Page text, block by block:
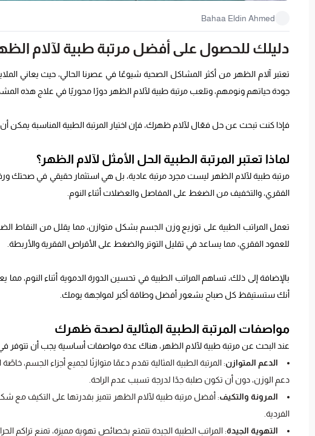
Bahaa Eldin Ahmed
دليلك للحصول على أفضل مرتبة طبية لآلام
تعتبر آلام الظهر من أكثر المشاكل الصحية شيوعًا في عصرنا الحالي، حيث يعاني
جودة حياتهم ونومهم، وتلعب مرتبة طبية لآلام الظهر دورًا محوريًا في علاج هذه
فإذا كنت تبحث عن حل فعّال لآلام ظهرك، فإن اختيار المرتبة الطبية المناسبة يمكن
لماذا تعتبر المرتبة الطبية الحل الأمثل لآلام الظهر؟
مرتبة طبية لآلام الظهر ليست مجرد مرتبة عادية، بل هي استثمار حقيقي في صحتك
الفقري، والتخفيف من الضغط على المفاصل والعضلات أثناء النوم.
تعمل المراتب الطبية على توزيع وزن الجسم بشكل متوازن، مما يقلل من النقاط
للعمود الفقري، مما يساعد في تقليل التوتر والضغط على الأقراص الفقرية والأربطة.
بالإضافة إلى ذلك، تساهم المراتب الطبية في تحسين الدورة الدموية أثناء النوم،
أنك ستستيقظ كل صباح بشعور أفضل وطاقة أكبر لمواجهة يومك.
مواصفات المرتبة الطبية المثالية لصحة ظهرك
عند البحث عن مرتبة طبية لآلام الظهر، هناك عدة مواصفات أساسية يجب أن تتوفر في
الدعم المتوازن: المرتبة الطبية المثالية تقدم دعمًا متوازنًا لجميع أجزاء
دعم الوزن، دون أن تكون صلبة جدًا لدرجة تسبب عدم الراحة.
المرونة والتكيف: أفضل مرتبة طبية لآلام الظهر تتميز بقدرتها على التكيف
الفردية.
التهوية الجيدة: المراتب الطبية الجيدة تتمتع بخصائص تهوية مميزة، تمنع تراكم